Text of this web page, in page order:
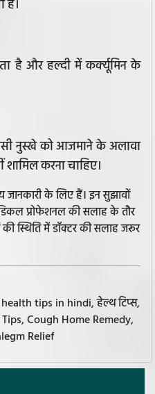
है।
है और हल्दी में कर्क्यूमिन के
नुस्खे को आजमाने के अलावा
करना चाहिए।
के लिए हैं। इन सुझावों
प्रोफेशनल की सलाह के तौर
स्थिति में डॉक्टर की सलाह जरूर
tips in hindi, हेल्थ टिप्स,
Tips, Cough Home Remedy,
Relief